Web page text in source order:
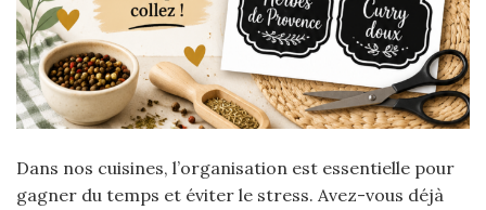
Dans nos cuisines, l’organisation est essentielle pour
gagner du temps et éviter le stress. Avez-vous déjà